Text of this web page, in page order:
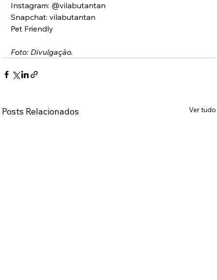
Instagram: @vilabutantan
Snapchat: vilabutantan
Pet Friendly
Foto: Divulgação.
Posts Relacionados Ver tudo